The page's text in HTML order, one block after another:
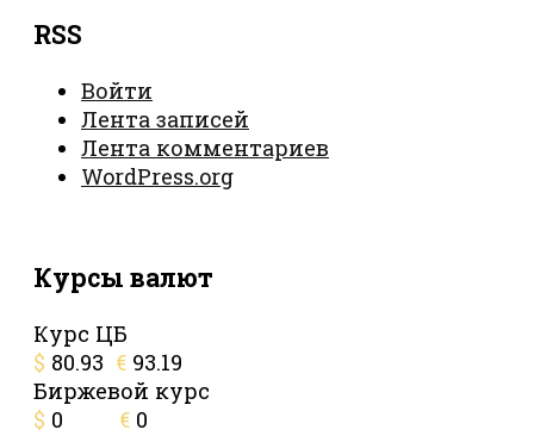
RSS
Войти
Лента записей
Лента комментариев
WordPress.org
Курсы валют
Курс ЦБ
$ 80.93 € 93.19
Биржевой курс
$ 0 € 0